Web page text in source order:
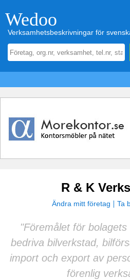
Wedoo
Verksamhetsbeskrivningar för
R & K
Ändra mitt företag Ta
"Föremålet för
bedriva bilverkstad,
import och export av
förenlig